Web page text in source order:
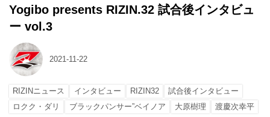
Yogibo presents RIZIN.32 試合後インタビュ
ー vol.3
2021-11-22
RIZINニュース インタビュー RIZIN32
試合後インタビュー
ロクク・ダリ
ブラックパンサー”ベイノア 大原樹理 渡慶次幸平